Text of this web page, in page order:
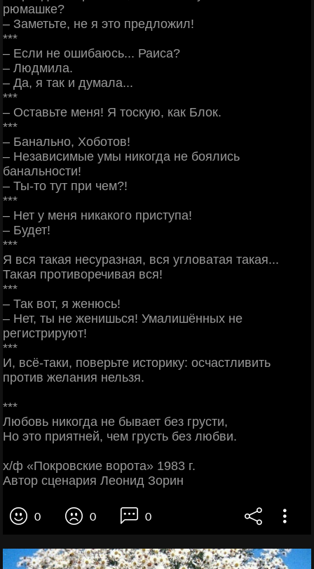
рюмашке?
– Заметьте, не я это предложил!
***
– Если не ошибаюсь... Раиса?
– Людмила.
– Да, я так и думала...
***
– Оставьте меня! Я тоскую, как Блок.
***
– Банально, Xoботов!
– Независимые умы никогда не боялись
банальности!
– Ты-то тут при чем?!
***
– Нет y меня никакого приступа!
– Будет!
***
Я вся такая несуразная, вся угловатая такая...
Такая противоречивая вся!
***
– Так вот, я женюсь!
– Нет, ты не женишься! Умалишённых не
регистрируют!
***
И, всё-таки, поверьте историку: осчастливить
против желания нельзя.
***
Любовь никогда не бывает без грусти,
Ho это приятней, чем грусть без любви.
х/ф «Покровские ворота» 1983 г.
Автор сценария Леонид Зорин
0 0 0